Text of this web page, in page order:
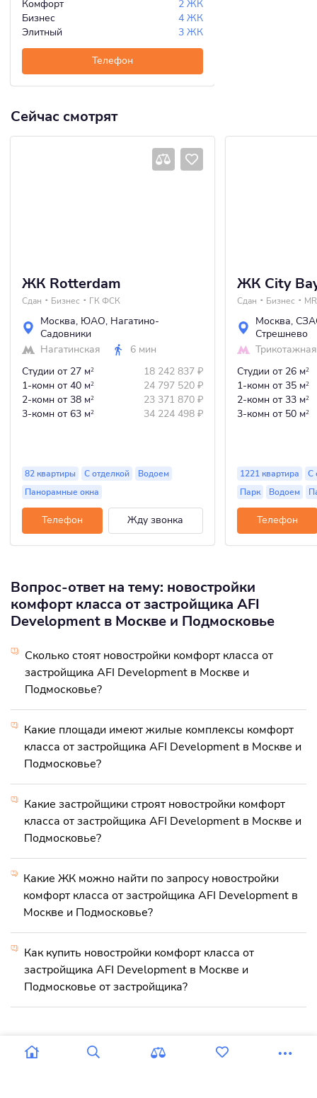
Комфорт
2 ЖК
Бизнес
4 ЖК
Элитный
3 ЖК
Телефон
Сейчас смотрят
ЖК Rotterdam
Сдан Бизнес ГК ФСК
Москва, ЮАО, Нагатино-
Садовники
Нагатинская
6 мин
Студии от 27 м2 18 242 837 ₽
1-комн от 40 м2 24 797 520 ₽
2-комн от 38 м2 23 371 870 ₽
3-комн от 63 м2 34 224 498 ₽
82 квартиры С отделкой
Водоем
Панорамные окна
Телефон Жду звонка
ЖК City
Сдан Бизнес
Москва,
Стрешнево
Трикотажная
Студии от 26 м2
1-комн от 35 м2
2-комн от 33 м2
3-комн от 50 м2
1221 квартира
С
Парк
Водоем
Телефон
Вопрос-ответ на тему: новостройки
комфорт класса от застройщика AFI
Development в Москве и Подмосковье
Сколько стоят новостройки комфорт класса от
застройщика AFI Development в Москве и
Подмосковье?
Какие площади имеют жилые комплексы комфорт
класса от застройщика AFI Development в Москве и
Подмосковье?
Какие застройщики строят новостройки комфорт
класса от застройщика AFI Development в Москве и
Подмосковье?
Какие ЖК можно найти по запросу новостройки
комфорт класса от застройщика AFI Development в
Москве и Подмосковье?
Как купить новостройки комфорт класса от
застройщика AFI Development в Москве и
Подмосковье от застройщика?